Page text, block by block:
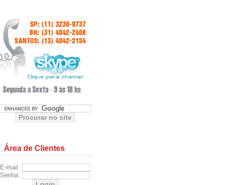
Área de Clientes
E-mail:
Senha: